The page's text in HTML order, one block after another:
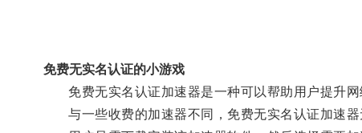
免费无实名认证的小游戏
免费无实名认证加速器是一种可以帮助用户提升网
与一些收费的加速器不同，免费无实名认证加速器